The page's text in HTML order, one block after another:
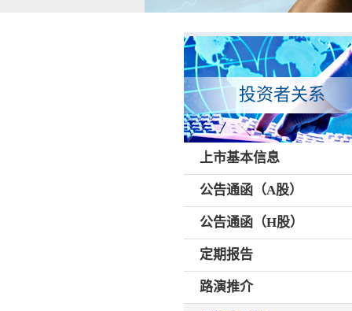
投资者关系
上市基本信息
公告通函（A股）
公告通函（H股）
定期报告
路演推介